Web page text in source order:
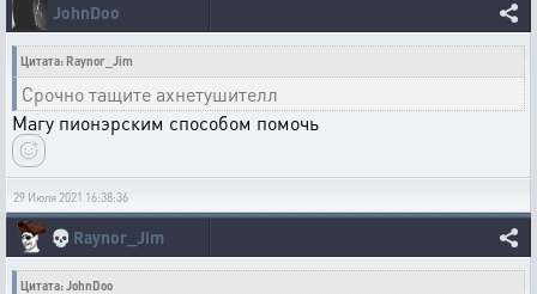
JohnDoo
Цитата: Raynor_Jim
Срочно тащите ахнетушителл
Магу пионэрским способом помочь
29 Июля 2021 16:38:36
💀 Raynor_Jim
Цитата: JohnDoo